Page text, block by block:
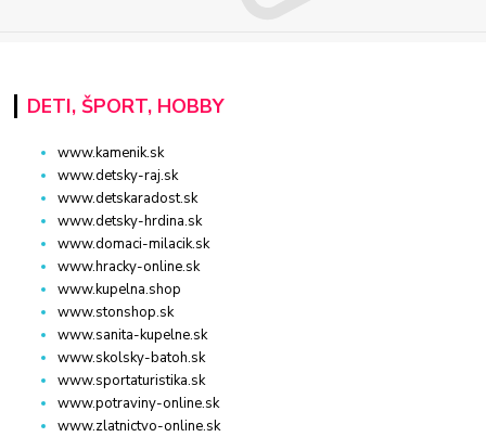
DETI, ŠPORT, HOBBY
www.kamenik.sk
www.detsky-raj.sk
www.detskaradost.sk
www.detsky-hrdina.sk
www.domaci-milacik.sk
www.hracky-online.sk
www.kupelna.shop
www.stonshop.sk
www.sanita-kupelne.sk
www.skolsky-batoh.sk
www.sportaturistika.sk
www.potraviny-online.sk
www.zlatnictvo-online.sk